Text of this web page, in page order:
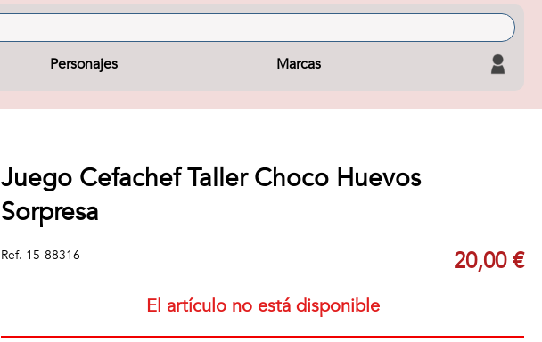
Personajes Marcas
Juego Cefachef Taller Choco Huevos
Sorpresa
Ref. 15-88316 20,00 €
El artículo no está disponible